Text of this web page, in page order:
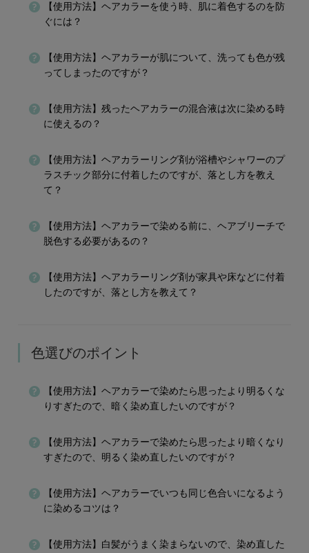
【使用方法】ヘアカラーを使う時、肌に着色するのを防
ぐには？
【使用方法】ヘアカラーが肌について、洗っても色が残
ってしまったのですが？
【使用方法】残ったヘアカラーの混合液は次に染める時
に使えるの？
【使用方法】ヘアカラーリング剤が浴槽やシャワーのプ
ラスチック部分に付着したのですが、落とし方を教え
て？
【使用方法】ヘアカラーで染める前に、ヘアブリーチで
脱色する必要があるの？
【使用方法】ヘアカラーリング剤が家具や床などに付着
したのですが、落とし方を教えて？
色選びのポイント
【使用方法】ヘアカラーで染めたら思ったより明るくな
りすぎたので、暗く染め直したいのですが？
【使用方法】ヘアカラーで染めたら思ったより暗くなり
すぎたので、明るく染め直したいのですが？
【使用方法】ヘアカラーでいつも同じ色合いになるよう
に染めるコツは？
【使用方法】白髪がうまく染まらないので、染め直した